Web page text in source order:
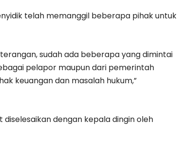
telah memanggil beberapa pihak untuk
sudah ada beberapa yang dimintai
pelapor maupun dari pemerintah
keuangan dan masalah hukum,”
diselesaikan dengan kepala dingin oleh